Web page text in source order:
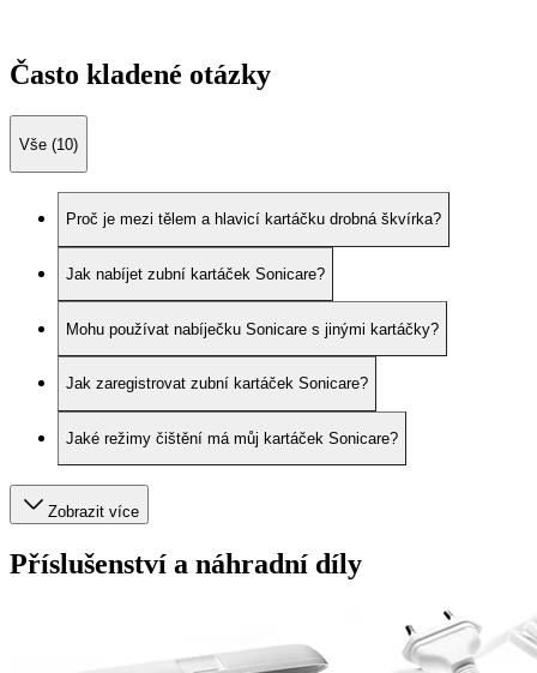
Často kladené otázky
Vše (10)
Proč je mezi tělem a hlavicí kartáčku drobná škvírka?
Jak nabíjet zubní kartáček Sonicare?
Mohu používat nabíječku Sonicare s jinými kartáčky?
Jak zaregistrovat zubní kartáček Sonicare?
Jaké režimy čištění má můj kartáček Sonicare?
Zobrazit více
Příslušenství a náhradní díly